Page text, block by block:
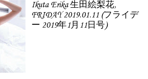
Ikuta Erika 生田絵梨花,
FRIDAY 2019.01.11 (フライデ
ー 2019年1月11日号)